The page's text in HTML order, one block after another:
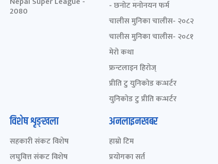
2080
- छनोट मनोनयन फर्म
चालीस मुनिका चालीस- २०८२
चालीस मुनिका चालीस- २०८१
मेरो कथा
फ्रन्टलाइन हिरोज्
प्रीति टु युनिकोड कन्भर्टर
युनिकोड टु प्रीति कन्भर्टर
विशेष शृङ्खला
सहकारी संकट विशेष
लघुवित्त संकट विशेष
अनलाइनखबर
हाम्रो टिम
प्रयोगका सर्त